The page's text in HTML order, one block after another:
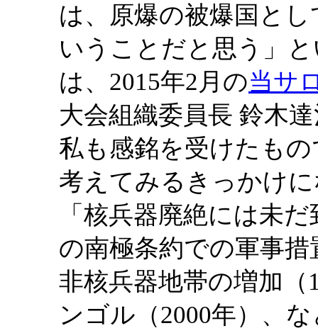
は、原爆の被爆国と
いうことだと思う」
は、2015年2月の当サ
大会組織委員長 鈴木
私も感銘を受けたも
考えてみるきっかけ
「核兵器廃絶には未
の南極条約での軍事
非核兵器地帯の増加
ンゴル（2000年）、